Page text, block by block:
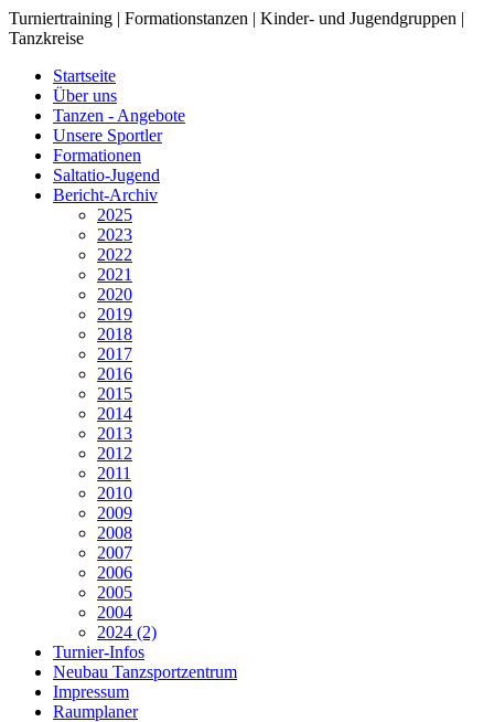
Turniertraining | Formationstanzen | Kinder- und Jugendgruppen |
Tanzkreise
Startseite
Über uns
Tanzen - Angebote
Unsere Sportler
Formationen
Saltatio-Jugend
Bericht-Archiv
2025
2023
2022
2021
2020
2019
2018
2017
2016
2015
2014
2013
2012
2011
2010
2009
2008
2007
2006
2005
2004
2024 (2)
Turnier-Infos
Neubau Tanzsportzentrum
Impressum
Raumplaner